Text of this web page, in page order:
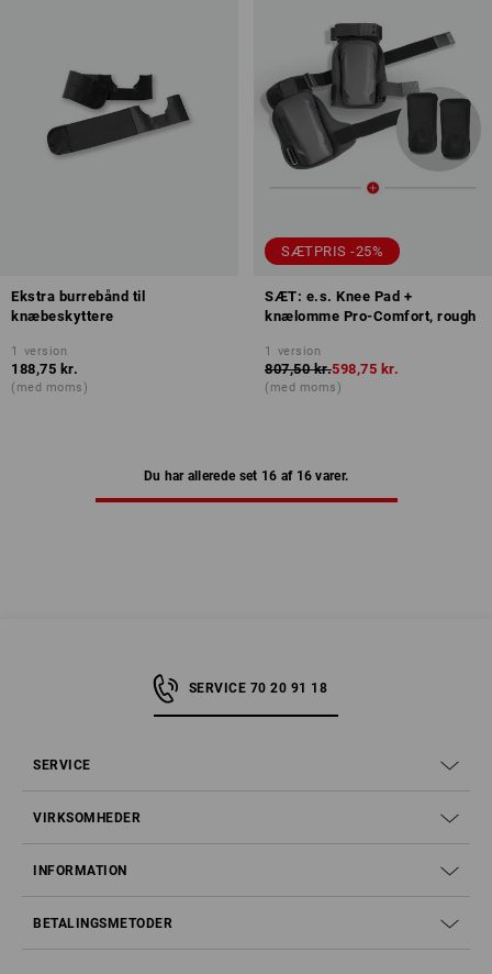
Ekstra burrebånd til
knæbeskyttere
1 version
188,75 kr.
(med moms)
SÆTPRIS -25%
SÆT: e.s. Knee Pad +
knælomme Pro-Comfort, rough
1 version
807,50 kr.598,75 kr.
(med moms)
Du har allerede set 16 af 16 varer.
SERVICE 70 20 91 18
SERVICE
VIRKSOMHEDER
INFORMATION
BETALINGSMETODER